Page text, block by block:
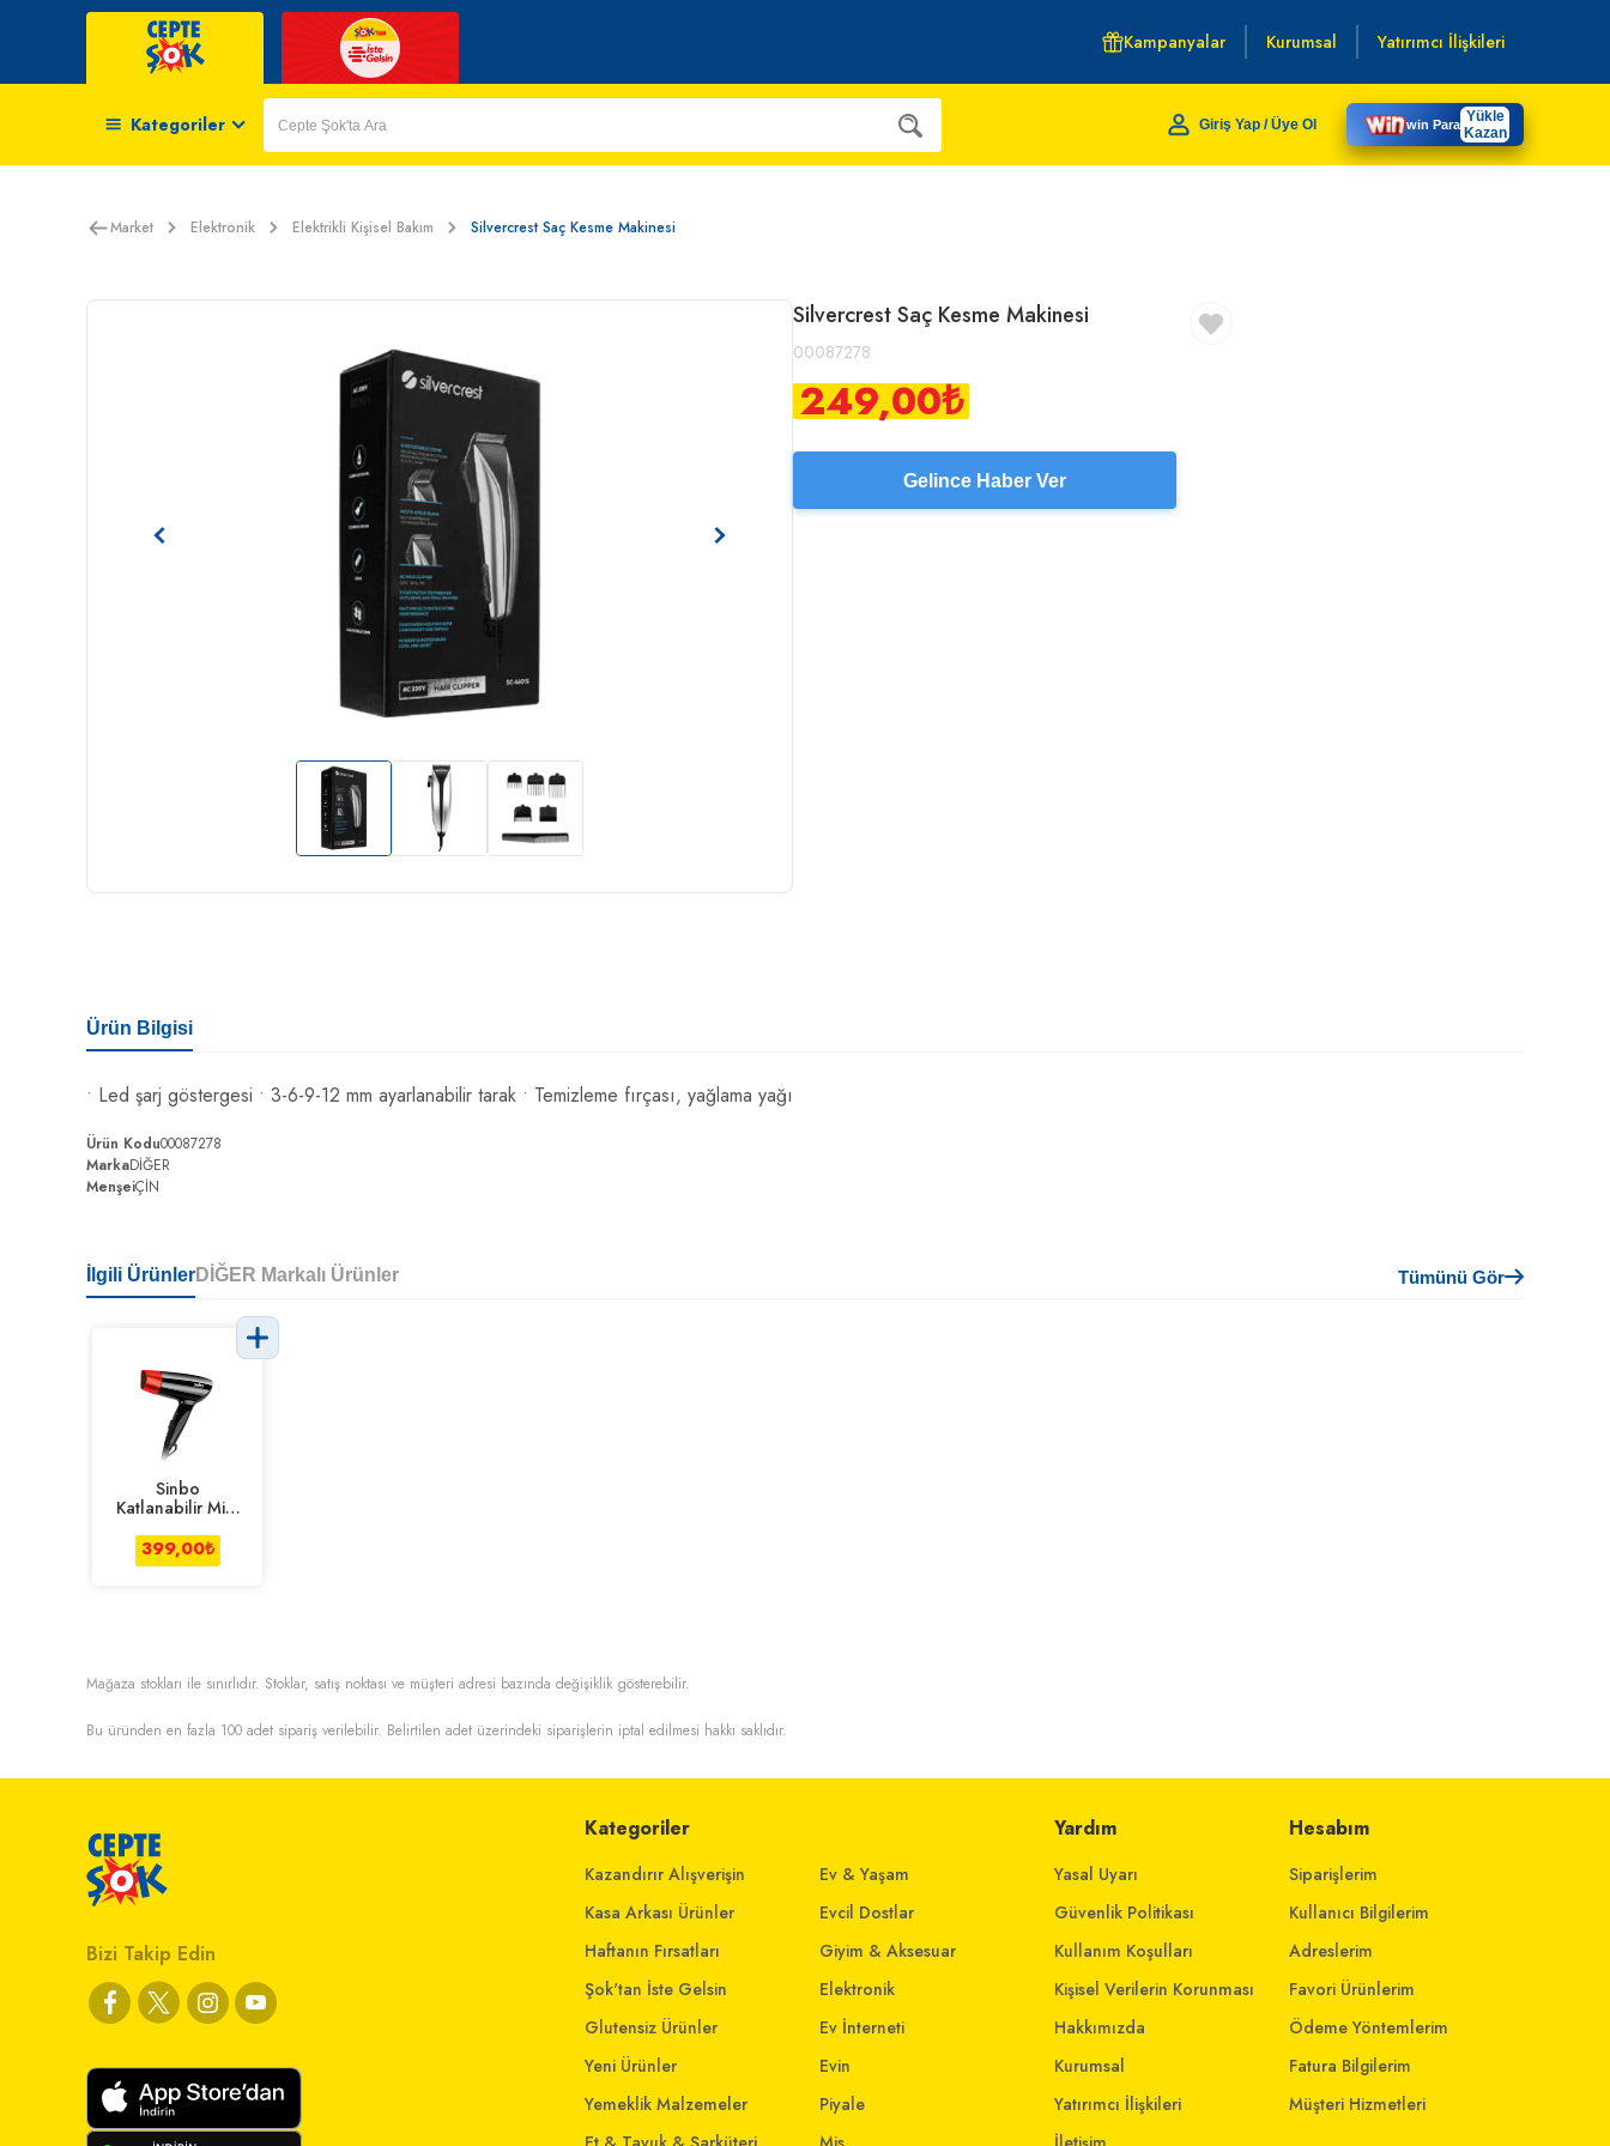
Kampanyalar Kurumsal Yatırımcı İlişkileri
Kategoriler Giriş Yap / Üye Ol win Para Yükle
Kazan
Market Elektronik Elektrikli Kişisel Bakım Silvercrest Saç Kesme Makinesi
Silvercrest Saç Kesme Makinesi
00087278
249,00₺
Gelince Haber Ver
Ürün Bilgisi
• Led şarj göstergesi • 3-6-9-12 mm ayarlanabilir tarak • Temizleme fırçası, yağlama yağı
Ürün Kodu00087278
MarkaDİĞER
MenşeiÇİN
İlgili ÜrünlerDİĞER Markalı Ürünler Tümünü Gör
Sinbo
Katlanabilir Mini
Makinesi
399,00₺
Mağaza stokları ile sınırlıdır. Stoklar, satış noktası ve müşteri adresi bazında değişiklik gösterebilir.
Bu üründen en fazla 100 adet sipariş verilebilir. Belirtilen adet üzerindeki siparişlerin iptal edilmesi hakkı saklıdır.
Bizi Takip Edin
Kategoriler
Kazandırır Alışverişin
Kasa Arkası Ürünler
Haftanın Fırsatları
Şok'tan İste Gelsin
Glutensiz Ürünler
Yeni Ürünler
Yemeklik Malzemeler
Ev & Yaşam
Evcil Dostlar
Giyim & Aksesuar
Elektronik
Ev İnterneti
Evin
Piyale
Yardım
Yasal Uyarı
Güvenlik Politikası
Kullanım Koşulları
Kişisel Verilerin Korunması
Hakkımızda
Kurumsal
Yatırımcı İlişkileri
Hesabım
Siparişlerim
Kullanıcı Bilgilerim
Adreslerim
Favori Ürünlerim
Ödeme Yöntemlerim
Fatura Bilgilerim
Müşteri Hizmetleri